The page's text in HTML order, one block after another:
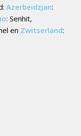
Azerbeidzjan:
: Senhit,
en Zwitserland: